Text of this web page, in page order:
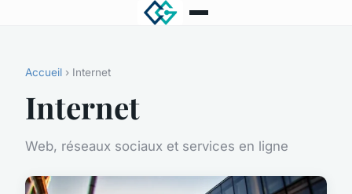
Accueil › Internet
Internet
Web, réseaux sociaux et services en ligne